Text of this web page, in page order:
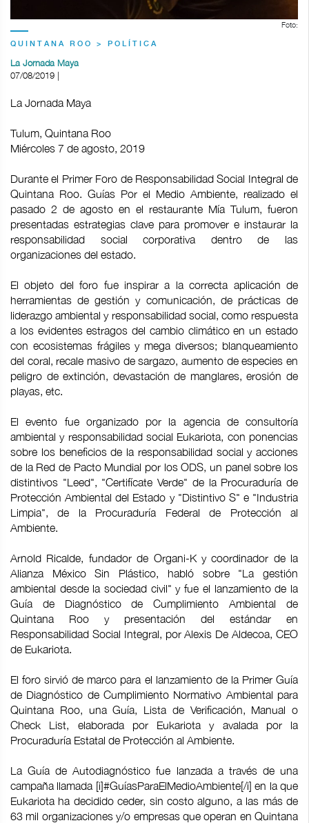
Foto:
QUINTANA ROO > POLÍTICA
La Jornada Maya
07/08/2019 |
La Jornada Maya
Tulum, Quintana Roo
Miércoles 7 de agosto, 2019
Durante el Primer Foro de Responsabilidad Social Integral de
Quintana Roo. Guías Por el Medio Ambiente, realizado el
pasado 2 de agosto en el restaurante Mía Tulum, fueron
presentadas estrategias clave para promover e instaurar la
responsabilidad social corporativa dentro de las
organizaciones del estado.
El objeto del foro fue inspirar a la correcta aplicación de
herramientas de gestión y comunicación, de prácticas de
liderazgo ambiental y responsabilidad social, como respuesta
a los evidentes estragos del cambio climático en un estado
con ecosistemas frágiles y mega diversos; blanqueamiento
del coral, recale masivo de sargazo, aumento de especies en
peligro de extinción, devastación de manglares, erosión de
playas, etc.
El evento fue organizado por la agencia de consultoría
ambiental y responsabilidad social Eukariota, con ponencias
sobre los beneficios de la responsabilidad social y acciones
de la Red de Pacto Mundial por los ODS, un panel sobre los
distintivos "Leed", "Certifícate Verde" de la Procuraduría de
Protección Ambiental del Estado y "Distintivo S" e "Industria
Limpia", de la Procuraduría Federal de Protección al
Ambiente.
Arnold Ricalde, fundador de Organi-K y coordinador de la
Alianza México Sin Plástico, habló sobre "La gestión
ambiental desde la sociedad civil" y fue el lanzamiento de la
Guía de Diagnóstico de Cumplimiento Ambiental de
Quintana Roo y presentación del estándar en
Responsabilidad Social Integral, por Alexis De Aldecoa, CEO
de Eukariota.
El foro sirvió de marco para el lanzamiento de la Primer Guía
de Diagnóstico de Cumplimiento Normativo Ambiental para
Quintana Roo, una Guía, Lista de Verificación, Manual o
Check List, elaborada por Eukariota y avalada por la
Procuraduría Estatal de Protección al Ambiente.
La Guía de Autodiagnóstico fue lanzada a través de una
campaña llamada [i]#GuíasParaElMedioAmbiente[/i] en la que
Eukariota ha decidido ceder, sin costo alguno, a las más de
63 mil organizaciones y/o empresas que operan en Quintana